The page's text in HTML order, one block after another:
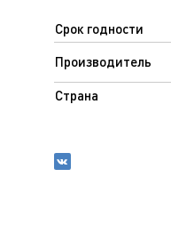
Срок годности
Производитель
Страна